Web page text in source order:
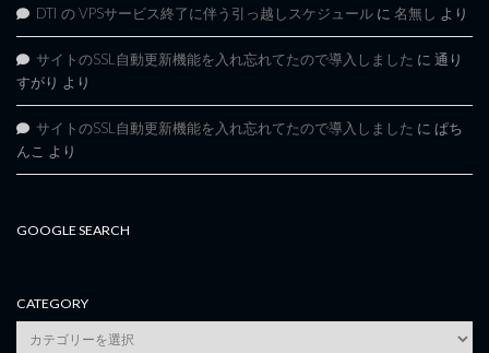
DTI の VPSサービス終了に伴う引っ越しスケジュール に 名無し より
サイトのSSL自動更新機能を入れ忘れてたので導入しました に 通り
すがり より
サイトのSSL自動更新機能を入れ忘れてたので導入しました に ぱち
んこ より
GOOGLE SEARCH
CATEGORY
category